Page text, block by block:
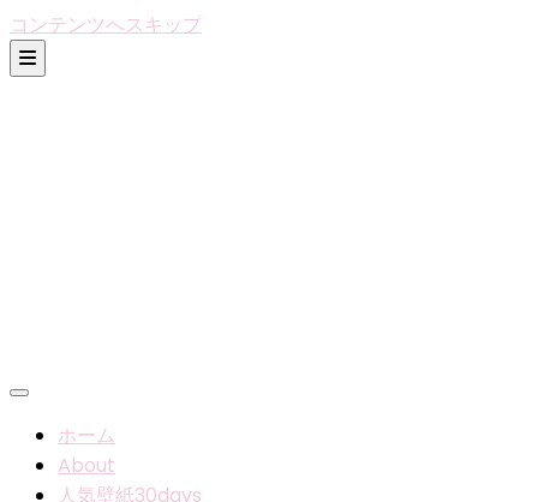
コンテンツへスキップ
ホーム
About
人気壁紙30days